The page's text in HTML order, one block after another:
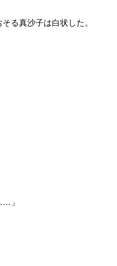
る真沙子は白状した。
」